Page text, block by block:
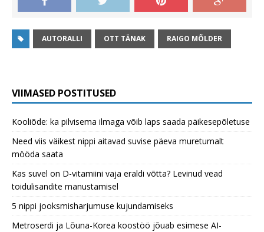
AUTORALLI OTT TÄNAK RAIGO MÕLDER
VIIMASED POSTITUSED
Kooliõde: ka pilvisema ilmaga võib laps saada päikesepõletuse
Need viis väikest nippi aitavad suvise päeva muretumalt
mööda saata
Kas suvel on D-vitamiini vaja eraldi võtta? Levinud vead
toidulisandite manustamisel
5 nippi jooksmisharjumuse kujundamiseks
Metroserdi ja Lõuna-Korea koostöö jõuab esimese AI-